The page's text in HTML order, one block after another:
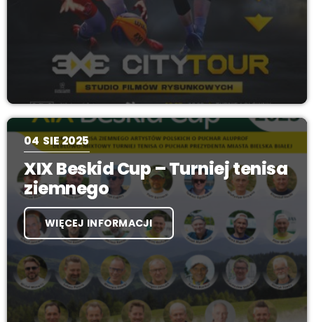
04 SIE 2025
XIX Beskid Cup – Turniej tenisa
ziemnego
WIĘCEJ INFORMACJI